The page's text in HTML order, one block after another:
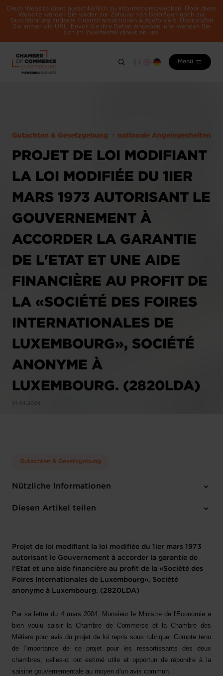
Diese Website dient ausschließlich zu Informationszwecken. Über diese
Website werden Sie weder zur Zahlung von Beiträgen noch zur
Durchführung anderer Finanztransaktionen aufgefordert. Überprüfen
Sie immer die URL, bevor Sie Ihre Daten eingeben, und wenden Sie
sich im Zweifelsfall direkt an uns.
Menü
Gutachten & Gesetzgebung nationale Angelegenheiten
PROJET DE LOI MODIFIANT
LA LOI MODIFIÉE DU 1IER
MARS 1973 AUTORISANT LE
GOUVERNEMENT À
ACCORDER LA GARANTIE
DE L'ETAT ET UNE AIDE
FINANCIÈRE AU PROFIT DE
LA «SOCIÉTÉ DES FOIRES
INTERNATIONALES DE
LUXEMBOURG», SOCIÉTÉ
ANONYME À
LUXEMBOURG. (2820LDA)
Gutachten & Gesetzgebung
Nützliche Informationen
1 Projecttext
Diesen Artikel teilen
Projet de loi modifiant la loi modifiée du 1ier mars 1973
autorisant le Gouvernement à accorder la garantie de
l'Etat et une aide financière au profit de la «Société des
Foires Internationales de Luxembourg», Société
anonyme à Luxembourg. (2820LDA)
Par sa lettre du 4 mars 2004, Monsieur le Ministre de l'Economie a
bien voulu saisir la Chambre de Commerce et la Chambre des
Métiers pour avis du projet de loi repris sous rubrique. Compte tenu
de l’importance de ce projet pour les ressortissants des deux
chambres, celles-ci ont estimé utile et opportun de répondre à la
saisine gouvernementale au moyen d’un avis commun.